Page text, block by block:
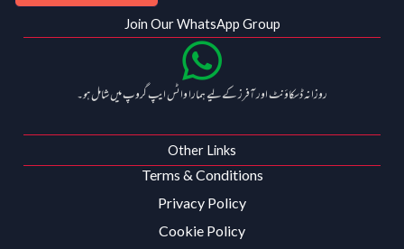
Join Our WhatsApp Group
روزانہ ڈسکاؤنٹ اور آفرز کے لیے ہمارا واٹس ایپ گروپ میں شامل ہو۔
Other Links
Terms & Conditions
Privacy Policy
Cookie Policy